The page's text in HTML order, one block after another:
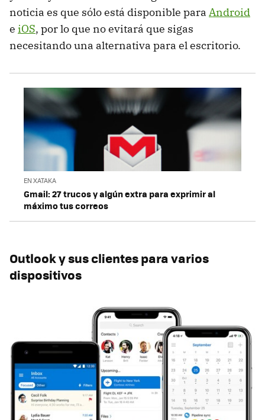
noticia es que sólo está disponible para Android
e iOS, por lo que no evitará que sigas
necesitando una alternativa para el escritorio.
EN XATAKA
Gmail: 27 trucos y algún extra para exprimir al
máximo tus correos
Outlook y sus clientes para varios
dispositivos